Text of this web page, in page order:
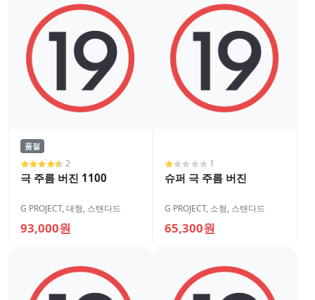
품절
2
극 주름 버진 1100
G PROJECT,대형, 스탠다드
93,000원
1
슈퍼 극 주름 버진
G PROJECT, 소형, 스탠다드
65,300원